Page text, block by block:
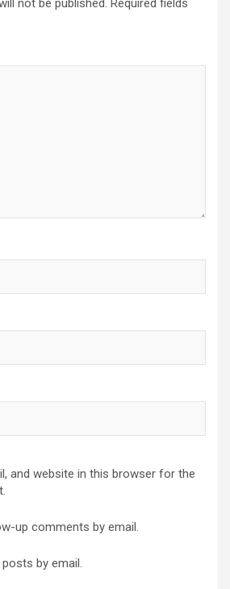
not be published. Required fields
and website in this browser for the
up comments by email.
by email.